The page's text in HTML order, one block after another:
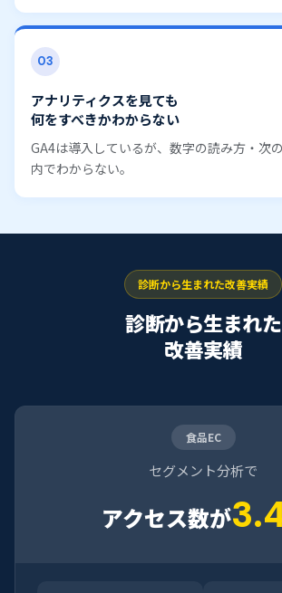
03
アナリティクスを見ても
何をすべきかわからない
GA4は導入しているが、数字の読み方・次
内でわからない。
診断から生まれた改善実績
診断から生まれた
改善実績
食品EC
セグメント分析で
アクセス数が